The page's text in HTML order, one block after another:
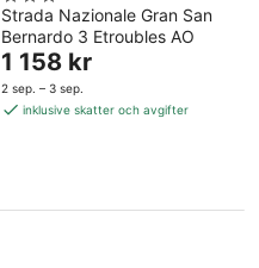
out
of
5
Strada Nazionale Gran San
Bernardo 3 Etroubles AO
Priset
är
1 158 kr
1 158 kr
2 sep. – 3 sep.
inklusive skatter och avgifter